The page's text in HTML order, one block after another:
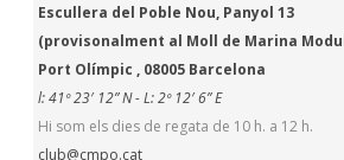
Escullera del Poble Nou, Panyol 13
(provisonalment al Moll de Marina
Port Olímpic , 08005 Barcelona
l: 41º 23′ 12” N - L: 2º 12′ 6” E
Hi som els dies de regata de 10 h. a 12 h.
club@cmpo.cat